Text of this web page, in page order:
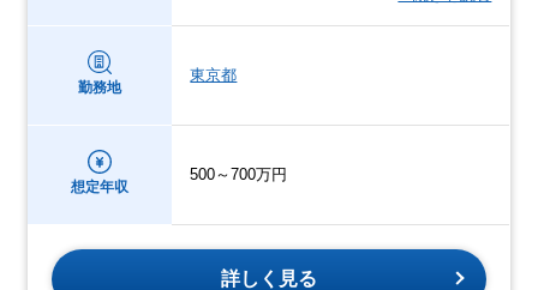
勤務地
東京都
想定年収
500～700万円
詳しく見る